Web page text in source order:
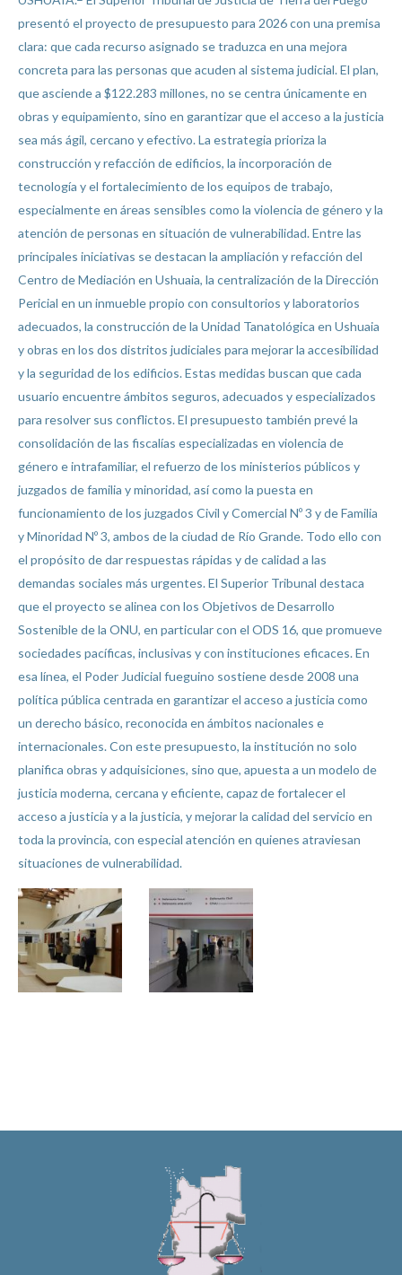
presentó el proyecto de presupuesto para 2026 con una premisa
clara: que cada recurso asignado se traduzca en una mejora
concreta para las personas que acuden al sistema judicial. El plan,
que asciende a $122.283 millones, no se centra únicamente en
obras y equipamiento, sino en garantizar que el acceso a la justicia
sea más ágil, cercano y efectivo. La estrategia prioriza la
construcción y refacción de edificios, la incorporación de
tecnología y el fortalecimiento de los equipos de trabajo,
especialmente en áreas sensibles como la violencia de género y la
atención de personas en situación de vulnerabilidad. Entre las
principales iniciativas se destacan la ampliación y refacción del
Centro de Mediación en Ushuaia, la centralización de la Dirección
Pericial en un inmueble propio con consultorios y laboratorios
adecuados, la construcción de la Unidad Tanatológica en Ushuaia
y obras en los dos distritos judiciales para mejorar la accesibilidad
y la seguridad de los edificios. Estas medidas buscan que cada
usuario encuentre ámbitos seguros, adecuados y especializados
para resolver sus conflictos. El presupuesto también prevé la
consolidación de las fiscalías especializadas en violencia de
género e intrafamiliar, el refuerzo de los ministerios públicos y
juzgados de familia y minoridad, así como la puesta en
funcionamiento de los juzgados Civil y Comercial Nº 3 y de Familia
y Minoridad Nº 3, ambos de la ciudad de Río Grande. Todo ello con
el propósito de dar respuestas rápidas y de calidad a las
demandas sociales más urgentes. El Superior Tribunal destaca
que el proyecto se alinea con los Objetivos de Desarrollo
Sostenible de la ONU, en particular con el ODS 16, que promueve
sociedades pacíficas, inclusivas y con instituciones eficaces. En
esa línea, el Poder Judicial fueguino sostiene desde 2008 una
política pública centrada en garantizar el acceso a justicia como
un derecho básico, reconocida en ámbitos nacionales e
internacionales. Con este presupuesto, la institución no solo
planifica obras y adquisiciones, sino que, apuesta a un modelo de
justicia moderna, cercana y eficiente, capaz de fortalecer el
acceso a justicia y a la justicia, y mejorar la calidad del servicio en
toda la provincia, con especial atención en quienes atraviesan
situaciones de vulnerabilidad.